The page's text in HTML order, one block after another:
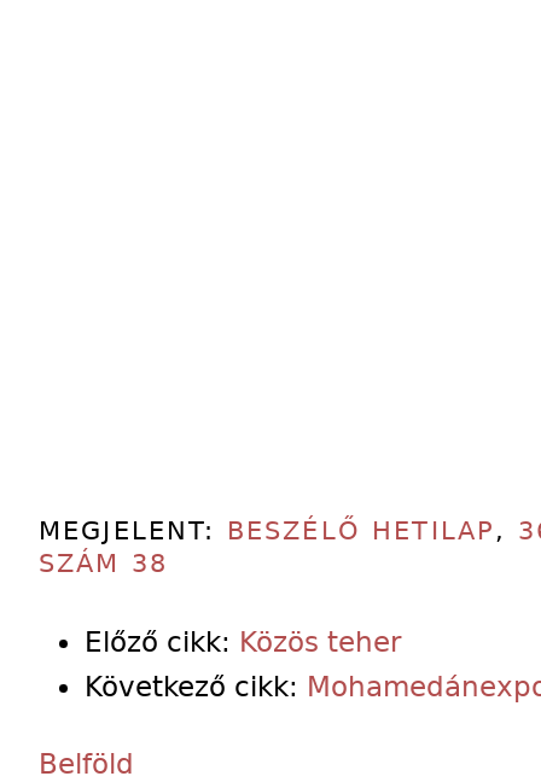
MEGJELENT: BESZÉLŐ HETILAP ,
SZÁM 38
Előző cikk: Közös teher
Következő cikk:
Belföld